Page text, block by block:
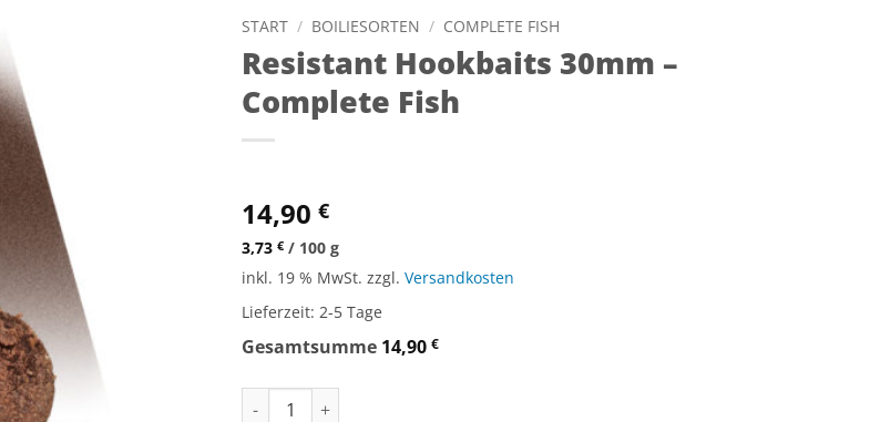
START / BOILIESORTEN / COMPLETE FISH
Resistant Hookbaits 30mm –
Complete Fish
14,90 €
3,73 € / 100 g
inkl. 19 % MwSt. zzgl. Versandkosten
Lieferzeit: 2-5 Tage
Gesamtsumme 14,90 €
Resistant Hookbaits 30mm - Complete Fish Menge